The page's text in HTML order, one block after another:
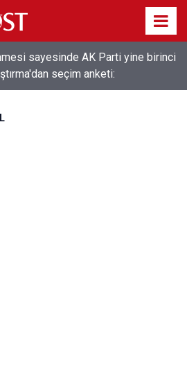
sayesinde AK Parti yine birinci
seçim anketi: